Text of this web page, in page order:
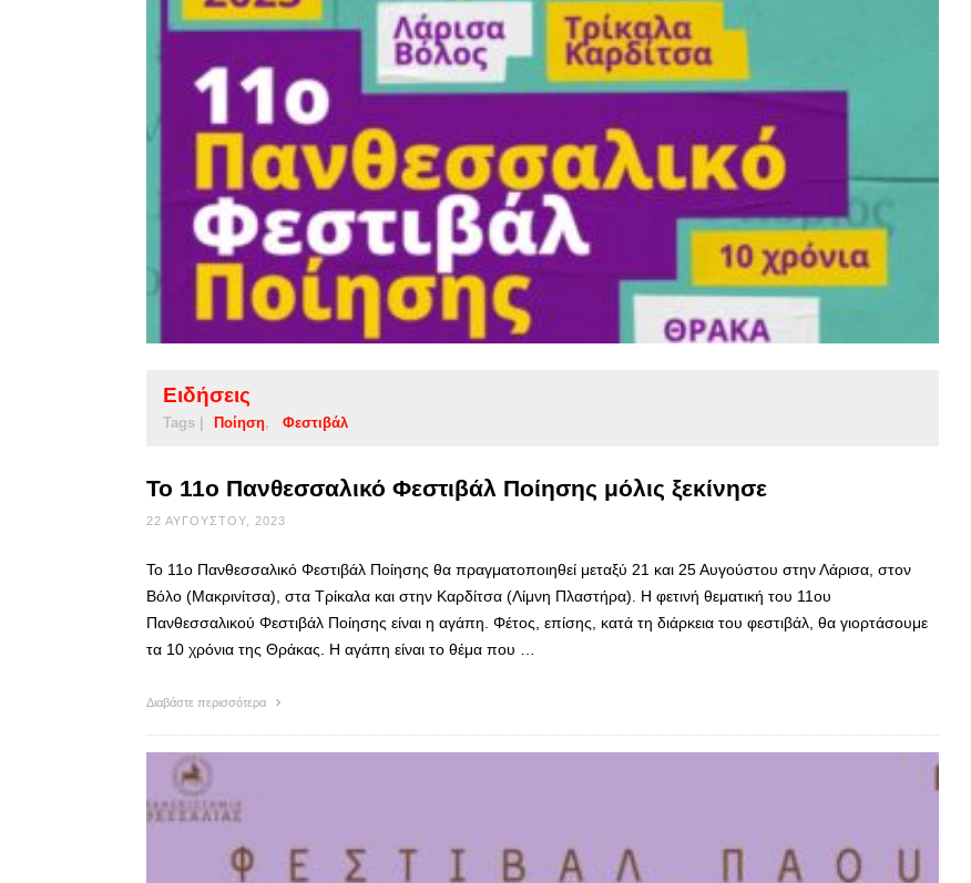
Ειδήσεις
Tags | Ποίηση Φεστιβάλ
Το 11ο Πανθεσσαλικό Φεστιβάλ Ποίησης μόλις ξεκίνησε
22 ΑΥΓΟΎΣΤΟΥ, 2023
Το 11ο Πανθεσσαλικό Φεστιβάλ Ποίησης θα πραγματοποιηθεί μεταξύ 21 και 25 Αυγούστου στην Λάρισα, στον
Βόλο (Μακρινίτσα), στα Τρίκαλα και στην Καρδίτσα (Λίμνη Πλαστήρα). Η φετινή θεματική του 11ου
Πανθεσσαλικού Φεστιβάλ Ποίησης είναι η αγάπη. Φέτος, επίσης, κατά τη διάρκεια του φεστιβάλ, θα γιορτάσουμε
τα 10 χρόνια της Θράκας. Η αγάπη είναι το θέμα που …
Διαβάστε περισσότερα